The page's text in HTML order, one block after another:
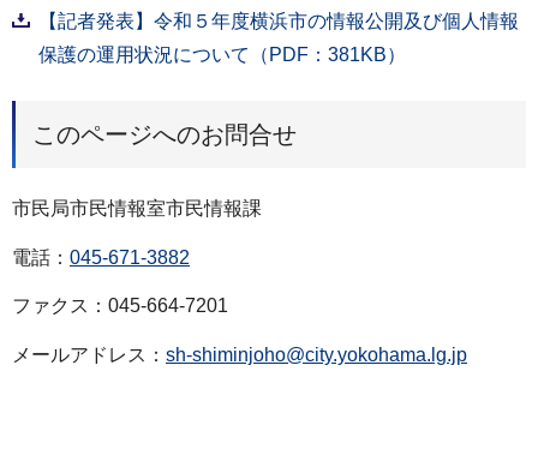
【記者発表】令和５年度横浜市の情報公開及び個人情報
保護の運用状況について（PDF：381KB）
このページへのお問合せ
市民局市民情報室市民情報課
電話： 045-671-3882
ファクス：045-664-7201
メールアドレス： sh-shiminjoho@city.yokohama.lg.jp